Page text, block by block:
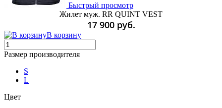
Быстрый просмотр
Жилет муж. RR QUINT VEST
17 900 руб.
В корзину
Размер производителя
S
L
Цвет